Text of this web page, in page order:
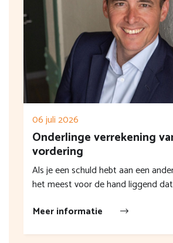
06 juli 2026
Onderlinge verrekening
vordering
Als je een schuld hebt aan een
het meest voor de hand liggend
Meer informatie